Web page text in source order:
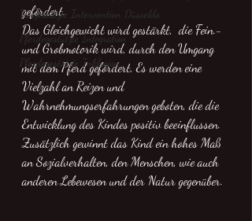
Tiergestützte Intervention Düsseldo
Pferdegestützte Integration
Pferdegestützte Inklusion
gefördert.
Das Gleichgewicht wird gestärkt,  die Fein.-
und Grobmotorik wird, durch den Umgang
mit dem Pferd gefördert, Es werden eine
Vielzahl an Reizen und
Wahrnehmungserfahrungen geboten, die die
Entwicklung des Kindes positiv beeinflussen.
Zusätzlich gewinnt das Kind ein hohes Maß
an Sozialverhalten, den Menschen, wie auch
anderen Lebewesen und der Natur gegenüber.